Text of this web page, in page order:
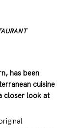
has been
cuisine
closer look at